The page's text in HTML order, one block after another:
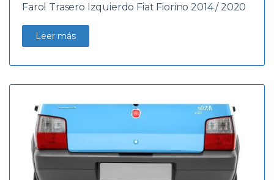
Farol Trasero Izquierdo Fiat Fiorino 2014 / 2020
Leer más